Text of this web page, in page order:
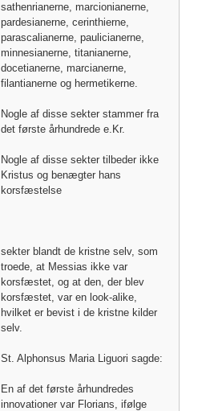
sathenrianerne, marcionianerne,
pardesianerne, cerinthierne,
parascalianerne, paulicianerne,
minnesianerne, titanianerne,
docetianerne, marcianerne,
filantianerne og hermetikerne.
Nogle af disse sekter stammer fra
det første århundrede e.Kr.
Nogle af disse sekter tilbeder ikke
Kristus og benægter hans
korsfæstelse
sekter blandt de kristne selv, som
troede, at Messias ikke var
korsfæstet, og at den, der blev
korsfæstet, var en look-alike,
hvilket er bevist i de kristne kilder
selv.
St. Alphonsus Maria Liguori sagde:
En af det første århundredes
innovationer var Florians, ifølge